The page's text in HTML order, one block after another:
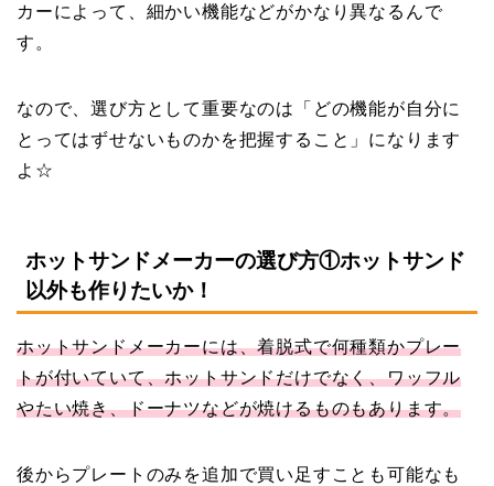
カーによって、細かい機能などがかなり異なるんで
す。
なので、選び方として重要なのは「どの機能が自分に
とってはずせないものかを把握すること」になります
よ☆
ホットサンドメーカーの選び方①ホットサンド
以外も作りたいか！
ホットサンドメーカーには、着脱式で何種類かプレー
トが付いていて、ホットサンドだけでなく、ワッフル
やたい焼き、ドーナツなどが焼けるものもあります。
後からプレートのみを追加で買い足すことも可能なも